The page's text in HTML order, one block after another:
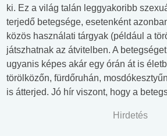
ki. Ez a világ talán leggyakoribb
terjedő betegsége, esetenként
közös használati tárgyak (például a
játszhatnak az átvitelben. A
ugyanis képes akár egy órán át is
törölközőn, fürdőruhán,
is átterjed. Jó hír viszont, hogy a
Hirdetés